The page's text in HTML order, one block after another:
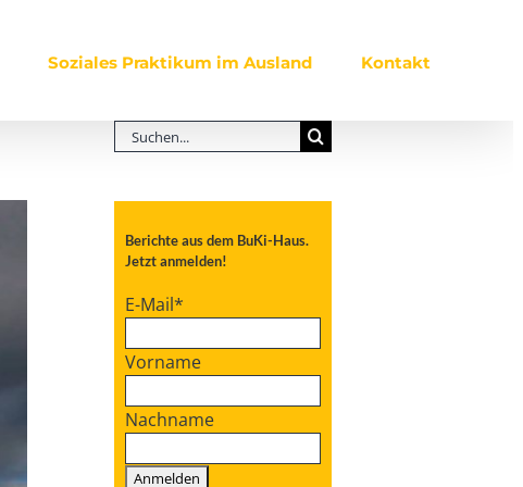
Soziales Praktikum im Ausland Kontakt
Suche
nach:
Berichte aus dem BuKi-Haus.
Jetzt anmelden!
E-Mail*
Vorname
Nachname